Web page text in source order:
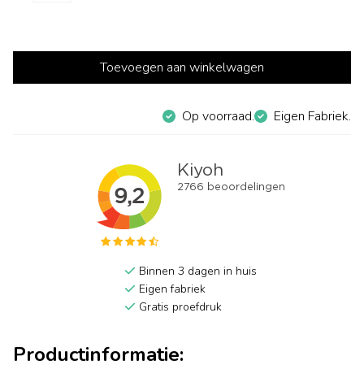
Toevoegen aan winkelwagen
Op voorraad. Eigen Fabriek.
Binnen 3 dagen in huis
Eigen fabriek
Gratis proefdruk
Productinformatie: